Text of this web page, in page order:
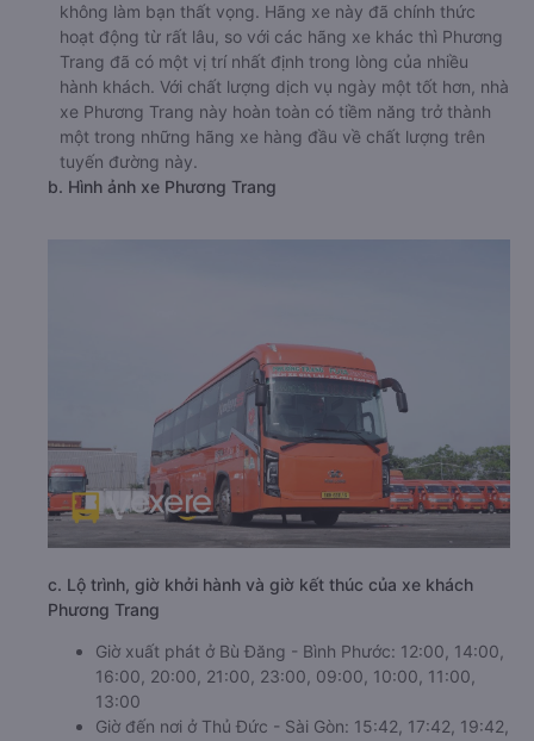
không làm bạn thất vọng. Hãng xe này đã chính thức
hoạt động từ rất lâu, so với các hãng xe khác thì Phương
Trang đã có một vị trí nhất định trong lòng của nhiều
hành khách. Với chất lượng dịch vụ ngày một tốt hơn, nhà
xe Phương Trang này hoàn toàn có tiềm năng trở thành
một trong những hãng xe hàng đầu về chất lượng trên
tuyến đường này.
b. Hình ảnh xe Phương Trang
c. Lộ trình, giờ khởi hành và giờ kết thúc của xe khách
Phương Trang
Giờ xuất phát ở Bù Đăng - Bình Phước: 12:00, 14:00,
16:00, 20:00, 21:00, 23:00, 09:00, 10:00, 11:00,
13:00
Giờ đến nơi ở Thủ Đức - Sài Gòn: 15:42, 17:42, 19:42,